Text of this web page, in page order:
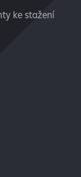
ke stažení